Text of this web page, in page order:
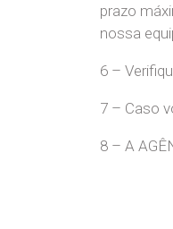
prazo
nossa
6 –
7 – Caso
8 – A